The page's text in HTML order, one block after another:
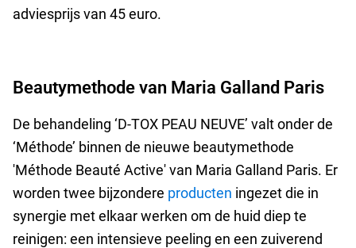
adviesprijs van 45 euro.
Beautymethode van Maria Galland Paris
De behandeling ‘D-TOX PEAU NEUVE’ valt onder de
‘Méthode’ binnen de nieuwe beautymethode
'Méthode Beauté Active' van Maria Galland Paris. Er
worden twee bijzondere producten ingezet die in
synergie met elkaar werken om de huid diep te
reinigen: een intensieve peeling en een zuiverend